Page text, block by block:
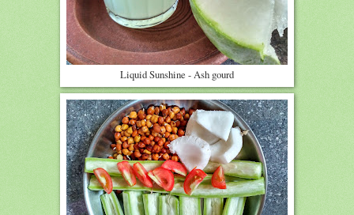
Liquid Sunshine - Ash gourd